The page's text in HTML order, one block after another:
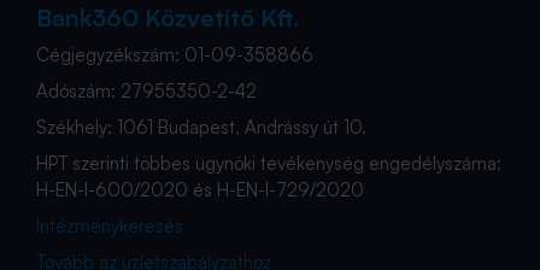
Bank360 Közvetítő Kft.
Cégjegyzékszám: 01-09-358866
Adószám: 27955350-2-42
Székhely: 1061 Budapest, Andrássy út 10.
HPT szerinti többes ügynöki tevékenység engedélyszáma:
H-EN-I-600/2020 és H-EN-I-729/2020
Intézménykeresés
Tovább az üzletszabályzathoz